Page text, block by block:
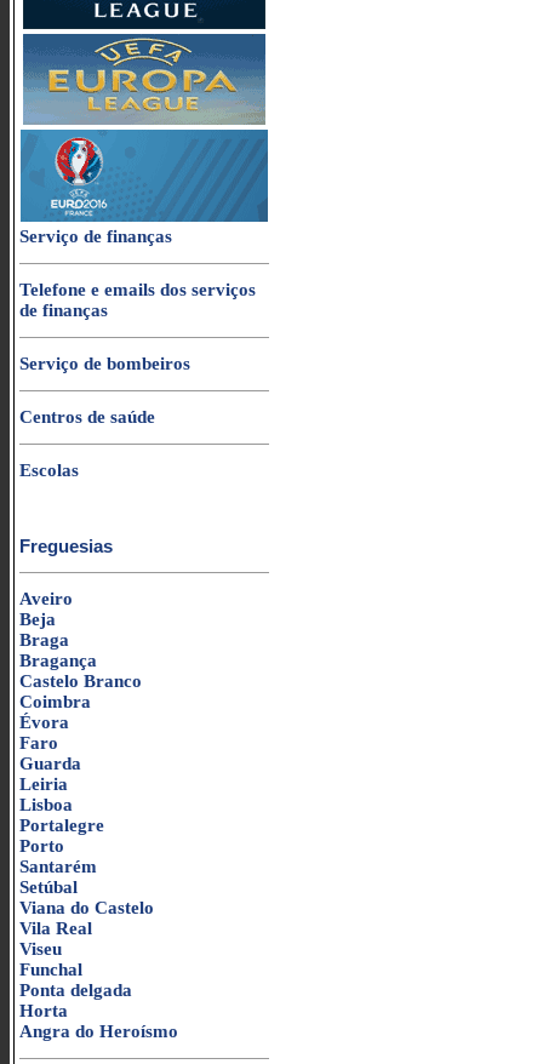
Serviço de finanças
Telefone e emails dos serviços
de finanças
Serviço de bombeiros
Centros de saúde
Escolas
Freguesias
Aveiro
Beja
Braga
Bragança
Castelo Branco
Coimbra
Évora
Faro
Guarda
Leiria
Lisboa
Portalegre
Porto
Santarém
Setúbal
Viana do Castelo
Vila Real
Viseu
Funchal
Ponta delgada
Horta
Angra do Heroísmo